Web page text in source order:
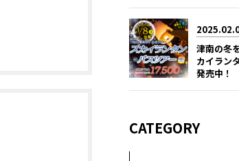
津南の冬
カイラン
発売中！
CATEGORY